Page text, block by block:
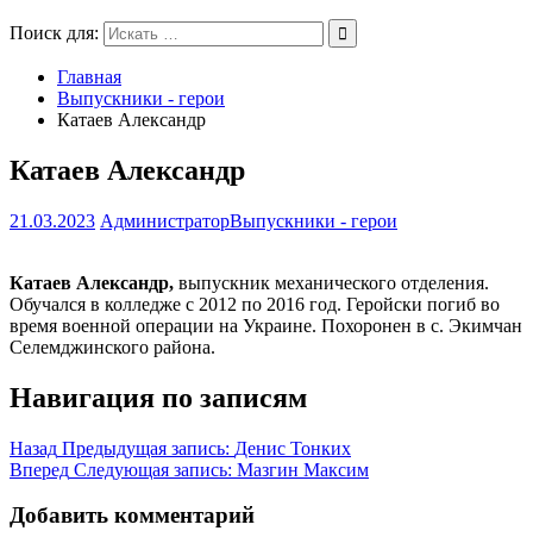
Поиск для:
Главная
Выпускники - герои
Катаев Александр
Катаев Александр
21.03.2023 АдминистраторВыпускники - герои
Катаев Александр, выпускник механического отделения.
Обучался в колледже с 2012 по 2016 год. Геройски погиб во
время военной операции на Украине. Похоронен в с. Экимчан
Селемджинского района.
Навигация по записям
Назад Предыдущая запись: Денис Тонких
Вперед Следующая запись: Мазгин Максим
Добавить комментарий